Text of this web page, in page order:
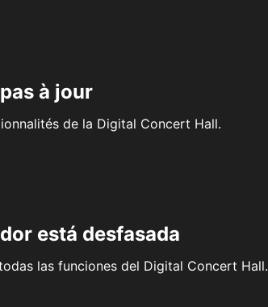
à jour
de la Digital Concert Hall.
está desfasada
las funciones del Digital Concert Hall.